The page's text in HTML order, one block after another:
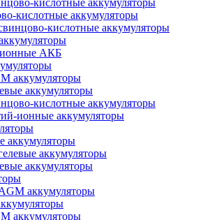
кислотные аккумуляторы
кислотные аккумуляторы
кислотные аккумуляторы
ионные АКБ
аккумуляторы
аккумуляторы
кислотные аккумуляторы
ионные аккумуляторы
аккумуляторы
аккумуляторы
аккумуляторы
аккумуляторы
аккумуляторы